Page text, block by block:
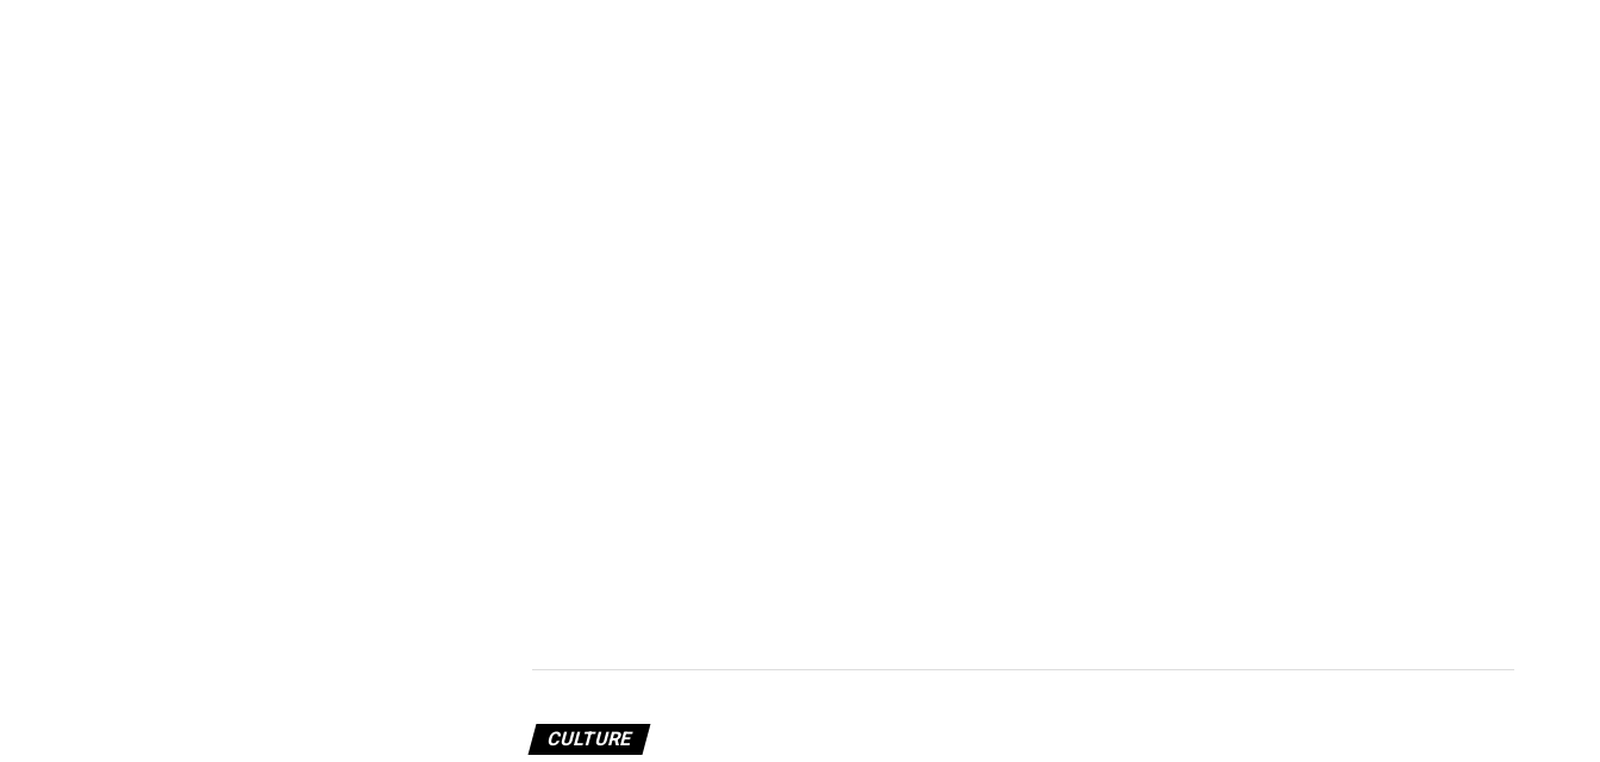
CULTURE